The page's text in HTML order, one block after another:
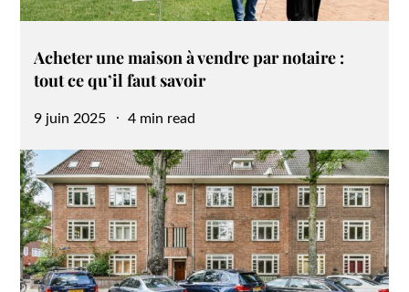
Acheter une maison à vendre par notaire :
tout ce qu’il faut savoir
Posted
9 juin 2025 4 min read